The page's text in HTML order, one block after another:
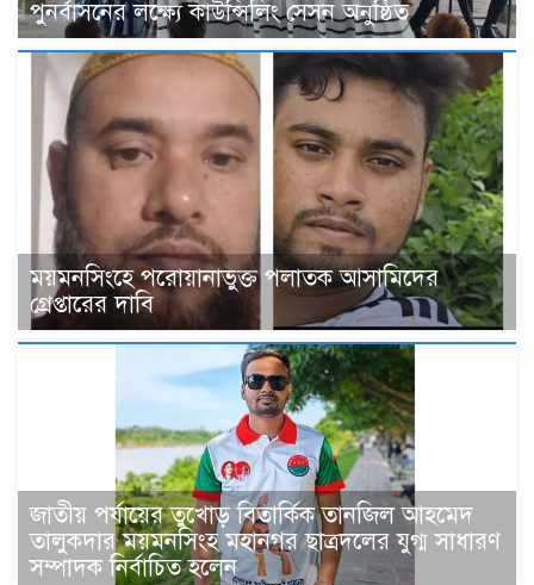
পুনর্বাসনের লক্ষ্যে কাউন্সিলিং সেসন অনুষ্ঠিত
ময়মনসিংহে পরোয়ানাভুক্ত পলাতক আসামিদের
গ্রেপ্তারের দাবি
জাতীয় পর্যায়ের তুখোড় বিতার্কিক তানজিল আহমেদ
তালুকদার ময়মনসিংহ মহানগর ছাত্রদলের যুগ্ম সাধারণ
সম্পাদক নির্বাচিত হলেন